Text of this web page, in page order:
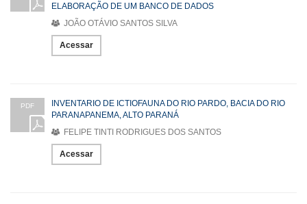
ELABORAÇÃO DE UM BANCO DE DADOS
JOÃO OTÁVIO SANTOS SILVA
Acessar
PDF
INVENTARIO DE ICTIOFAUNA DO RIO PARDO, BACIA DO RIO
PARANAPANEMA, ALTO PARANÁ
FELIPE TINTI RODRIGUES DOS SANTOS
Acessar